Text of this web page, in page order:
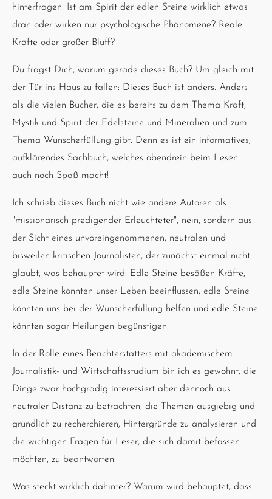
hinterfragen: Ist am Spirit der edlen Steine wirklich etwas
dran oder wirken nur psychologische Phänomene? Reale
Kräfte oder großer Bluff?
Du fragst Dich, warum gerade dieses Buch? Um gleich mit
der Tür ins Haus zu fallen: Dieses Buch ist anders. Anders
als die vielen Bücher, die es bereits zu dem Thema Kraft,
Mystik und Spirit der Edelsteine und Mineralien und zum
Thema Wunscherfüllung gibt. Denn es ist ein informatives,
aufklärendes Sachbuch, welches obendrein beim Lesen
auch noch Spaß macht!
Ich schrieb dieses Buch nicht wie andere Autoren als
"missionarisch predigender Erleuchteter", nein, sondern aus
der Sicht eines unvoreingenommenen, neutralen und
bisweilen kritischen Journalisten, der zunächst einmal nicht
glaubt, was behauptet wird: Edle Steine besäßen Kräfte,
edle Steine könnten unser Leben beeinflussen, edle Steine
könnten uns bei der Wunscherfüllung helfen und edle Steine
könnten sogar Heilungen begünstigen.
In der Rolle eines Berichterstatters mit akademischem
Journalistik- und Wirtschaftsstudium bin ich es gewohnt, die
Dinge zwar hochgradig interessiert aber dennoch aus
neutraler Distanz zu betrachten, die Themen ausgiebig und
gründlich zu recherchieren, Hintergründe zu analysieren und
die wichtigen Fragen für Leser, die sich damit befassen
möchten, zu beantworten:
Was steckt wirklich dahinter? Warum wird behauptet, dass